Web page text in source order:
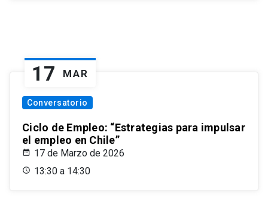
17 MAR
Conversatorio
Ciclo de Empleo: “Estrategias para impulsar
el empleo en Chile”
17 de Marzo de 2026
13:30 a 14:30